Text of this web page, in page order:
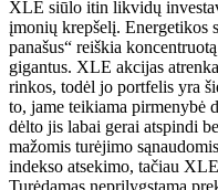
XLE siūlo itin likvidų
įmonių krepšelį. Energetikos
panašus“ reiškia
gigantus. XLE akcijas
rinkos, todėl jo portfelis yra
to, jame teikiama pirmenybė
dėlto jis labai gerai atspindi
mažomis turėjimo
indekso atsekimo, tačiau